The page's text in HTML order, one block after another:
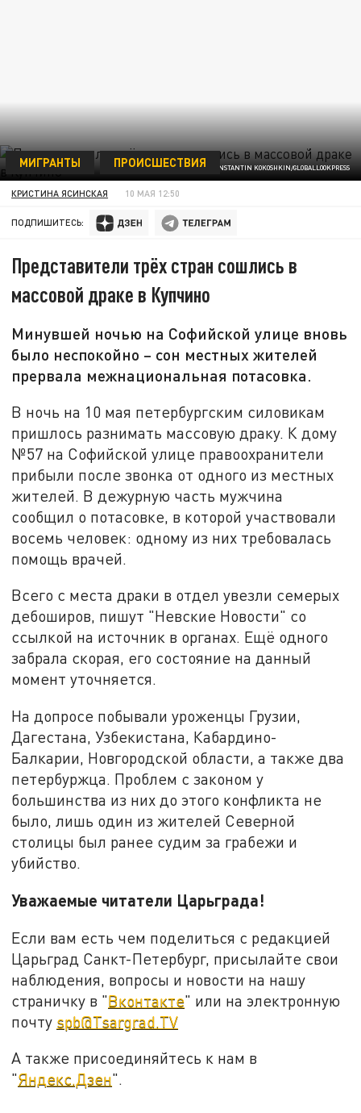
ФОТО: KONSTANTIN KOKOSHKIN/GLOBALLOOKPRESS
МИГРАНТЫ ПРОИСШЕСТВИЯ
КРИСТИНА ЯСИНСКАЯ 10 МАЯ 12:50
ПОДПИШИТЕСЬ:
Представители трёх стран сошлись в
массовой драке в Купчино
Минувшей ночью на Софийской улице вновь
было неспокойно – сон местных жителей
прервала межнациональная потасовка.
В ночь на 10 мая петербургским силовикам
пришлось разнимать массовую драку. К дому
№57 на Софийской улице правоохранители
прибыли после звонка от одного из местных
жителей. В дежурную часть мужчина
сообщил о потасовке, в которой участвовали
восемь человек: одному из них требовалась
помощь врачей.
Всего с места драки в отдел увезли семерых
дебоширов, пишут "Невские Новости" со
ссылкой на источник в органах. Ещё одного
забрала скорая, его состояние на данный
момент уточняется.
На допросе побывали уроженцы Грузии,
Дагестана, Узбекистана, Кабардино-
Балкарии, Новгородской области, а также два
петербуржца. Проблем с законом у
большинства из них до этого конфликта не
было, лишь один из жителей Северной
столицы был ранее судим за грабежи и
убийство.
Уважаемые читатели Царьграда!
Если вам есть чем поделиться с редакцией
Царьград Санкт-Петербург, присылайте свои
наблюдения, вопросы и новости на нашу
страничку в "Вконтакте" или на электронную
почту spb@Tsargrad.TV
А также присоединяйтесь к нам в
"Яндекс.Дзен".